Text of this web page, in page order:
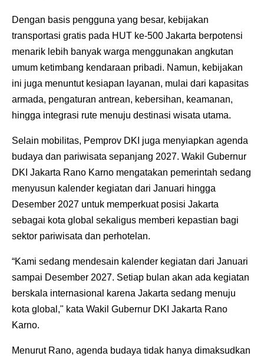
Dengan basis pengguna yang besar, kebijakan
transportasi gratis pada HUT ke-500 Jakarta berpotensi
menarik lebih banyak warga menggunakan angkutan
umum ketimbang kendaraan pribadi. Namun, kebijakan
ini juga menuntut kesiapan layanan, mulai dari kapasitas
armada, pengaturan antrean, kebersihan, keamanan,
hingga integrasi rute menuju destinasi wisata utama.
Selain mobilitas, Pemprov DKI juga menyiapkan agenda
budaya dan pariwisata sepanjang 2027. Wakil Gubernur
DKI Jakarta Rano Karno mengatakan pemerintah sedang
menyusun kalender kegiatan dari Januari hingga
Desember 2027 untuk memperkuat posisi Jakarta
sebagai kota global sekaligus memberi kepastian bagi
sektor pariwisata dan perhotelan.
“Kami sedang mendesain kalender kegiatan dari Januari
sampai Desember 2027. Setiap bulan akan ada kegiatan
berskala internasional karena Jakarta sedang menuju
kota global," kata Wakil Gubernur DKI Jakarta Rano
Karno.
Menurut Rano, agenda budaya tidak hanya dimaksudkan